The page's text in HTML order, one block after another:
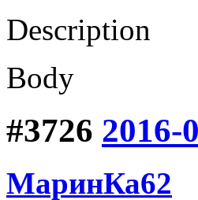
Description
Body
#3726 2016-
МаринКа62